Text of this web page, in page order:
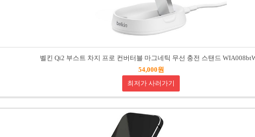
벨킨 Qi2 부스트 차지 프로 컨버터블 마그네틱 무선 충전 스탠드
54,000원
최저가 사러가기